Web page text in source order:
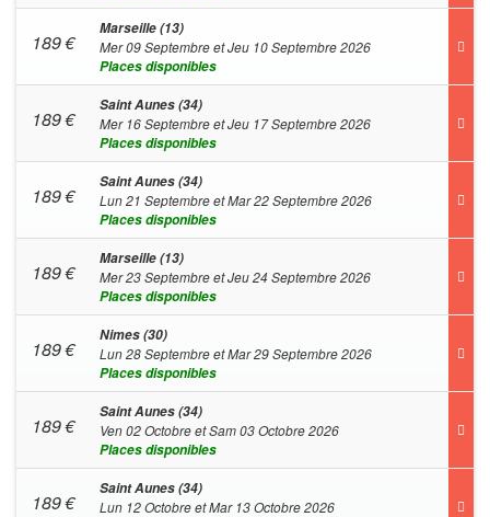
189€
Marseille (13)
Mer 09 Septembre et Jeu 10 Septembre 2026
Places disponibles
189€
Saint Aunes (34)
Mer 16 Septembre et Jeu 17 Septembre 2026
Places disponibles
189€
Saint Aunes (34)
Lun 21 Septembre et Mar 22 Septembre 2026
Places disponibles
189€
Marseille (13)
Mer 23 Septembre et Jeu 24 Septembre 2026
Places disponibles
189€
Nimes (30)
Lun 28 Septembre et Mar 29 Septembre 2026
Places disponibles
189€
Saint Aunes (34)
Ven 02 Octobre et Sam 03 Octobre 2026
Places disponibles
189€
Saint Aunes (34)
Lun 12 Octobre et Mar 13 Octobre 2026